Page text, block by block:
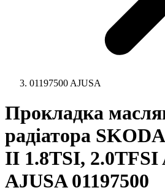
01197500 AJUSA
Прокладка
радіатора
II 1.8TSI, 2.0TFSI
AJUSA 01197500